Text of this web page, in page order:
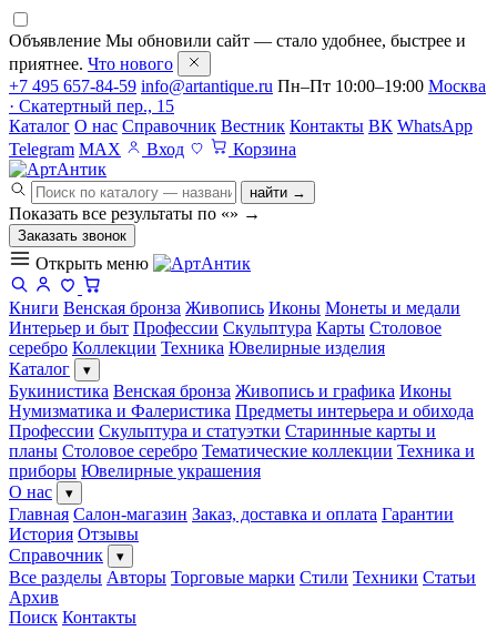
Объявление Мы обновили сайт — стало удобнее, быстрее и
приятнее. Что нового
+7 495 657-84-59 info@artantique.ru Пн–Пт 10:00–19:00 Москва
· Скатертный пер., 15
Каталог О нас Справочник Вестник Контакты ВК WhatsApp
Telegram MAX Вход Корзина
найти →
Показать все результаты по «» →
Заказать звонок
Открыть меню
Книги Венская бронза Живопись Иконы Монеты и медали
Интерьер и быт Профессии Скульптура Карты Столовое
серебро Коллекции Техника Ювелирные изделия
Каталог
▾
Букинистика Венская бронза Живопись и графика Иконы
Нумизматика и Фалеристика Предметы интерьера и обихода
Профессии Скульптура и статуэтки Старинные карты и
планы Столовое серебро Тематические коллекции Техника и
приборы Ювелирные украшения
О нас
▾
Главная Салон-магазин Заказ, доставка и оплата Гарантии
История Отзывы
Справочник
▾
Все разделы Авторы Торговые марки Стили Техники Статьи
Архив
Поиск Контакты